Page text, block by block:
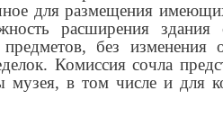
для размещения
расширения
предметов, без
Комиссия сочла
музея, в том числе и для